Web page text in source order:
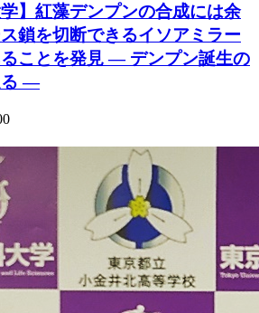
学】紅藻デンプンの合成には余
鎖を切断できるイソアミラー
ことを発見 — デンプン誕生の
る —